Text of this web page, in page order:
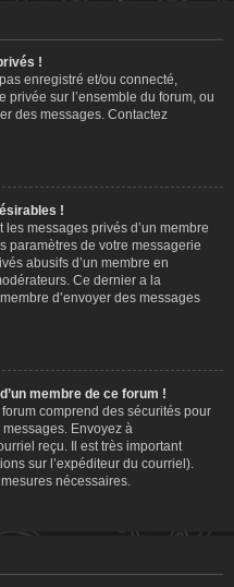
!
enregistré et/ou connecté,
privée sur l’ensemble du forum, ou
des messages. Contactez
!
messages privés d’un membre
paramètres de votre messagerie
abusifs d’un membre en
Ce dernier a la
d’envoyer des messages
membre de ce forum !
comprend des sécurités pour
Envoyez à
reçu. Il est très important
sur l’expéditeur du courriel).
nécessaires.